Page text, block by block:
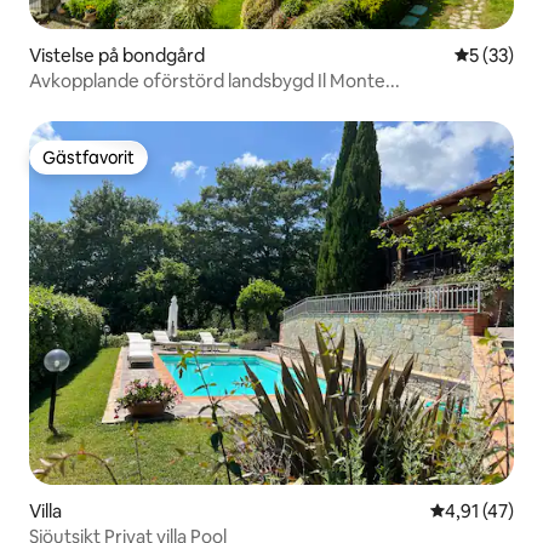
Vistelse på bondgård 5 av 5 i
5 (33)
Avkopplande oförstörd landsbygd Il Monte...
Gästfavorit
Gästfavorit
Villa 4,91 av 5 i
4,91 (47)
Sjöutsikt Privat villa Pool